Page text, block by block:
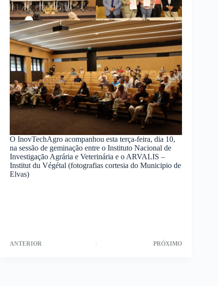
O InovTechAgro acompanhou esta terça-feira, dia 10,
na sessão de geminação entre o Instituto Nacional de
Investigação Agrária e Veterinária e o ARVALIS –
Institut du Végétal (fotografias cortesia do Municipio de
Elvas)
ANTERIOR PRÓXIMO